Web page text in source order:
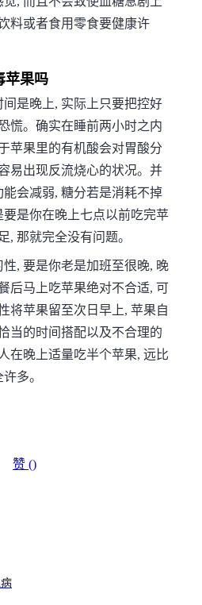
料或者食用零食要健康许
苹果吗
是晚上, 实际上只要把控好
慌。确实在睡前两小时之内
苹果里的有机酸会对胃酸分
易出现反流烧心的状况。并
能会减弱, 糖分若是消耗不掉
是你在晚上七点以前吃完苹
, 那就完全没有问题。
, 要是你老是加班至很晚, 晚
后马上吃苹果绝对不合适, 可
将苹果留至次日早上, 苹果自
当的时间搭配以及不合理的
在晚上适量吃半个苹果, 远比
多。
赞 ()